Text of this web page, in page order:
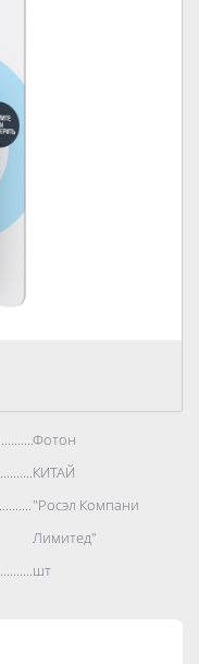
Фотон
КИТАЙ
"Росэл Компани
Лимитед"
шт